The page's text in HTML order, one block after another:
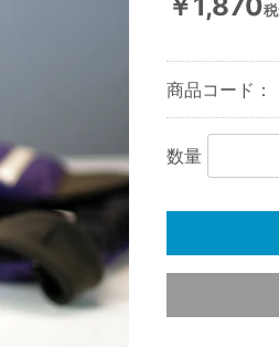
商品コード：
数量